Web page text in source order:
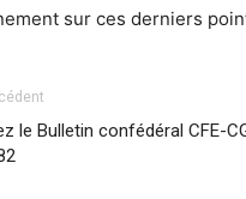
sur ces derniers
le Bulletin confédéral CFE-